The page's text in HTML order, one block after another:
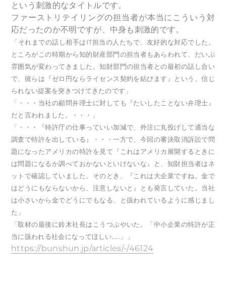
という刺激的なタイトルです。
ファーストリテイリングの担当者が本当にこういう対
応だったのか不明ですが、中身も刺激的です。
「それまでの話し相手はIT担当の人たちで、友好的な対応でした。
ところがこの時期から知的財産部門の担当者もあらわれて、だいぶ
雰囲気が変わってきました。知財部門の担当者との最初の話し合い
で、彼らは『ゼロ円ならライセンス契約を結びます』という、信じ
られない提案を突きつけてきたのです」
「・・・当社の顧問弁理士に対しても『たいしたことない弁理士』
だと言われました。・・・」
「・・・『特許庁の仕事っていい加減で、外注に丸投げして適当な
調査で特許を出している』・・・一方で、今回の審決取消訴訟で問
題になったアメリカの特許を見て『これはアメリカ展開するときに
は問題になるか調べておかないといけないな』と、知財担当者はネ
ットで確認していました。そのとき、『これは大企業ですね。金で
はどうにもならないから、注意しないと』とも発言していた。当社
は小さいから金でどうにでもなる、と扱われているように感じまし
た」
「取材の最後に鈴木社長はこうつぶやいた。「中小企業の特許が正
当に扱われる社会になってほしい……」」
https://bunshun.jp/articles/-/46124